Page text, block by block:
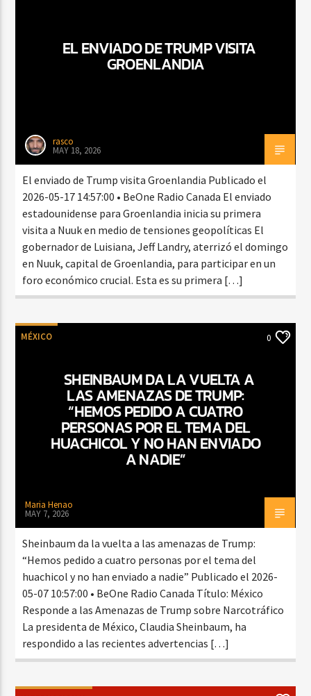
CURRENT SHOWEL ENVIADO DE TRUMP VISITA
GROENLANDIA
rasco
MAY 18, 2026
El enviado de Trump visita Groenlandia Publicado el
2026-05-17 14:57:00 • BeOne Radio Canada El enviado
estadounidense para Groenlandia inicia su primera
visita a Nuuk en medio de tensiones geopolíticas El
gobernador de Luisiana, Jeff Landry, aterrizó el domingo
en Nuuk, capital de Groenlandia, para participar en un
foro económico crucial. Esta es su primera […]
MÉXICO 0
SHEINBAUM DA LA VUELTA A
LAS AMENAZAS DE TRUMP:
“HEMOS PEDIDO A CUATRO
PERSONAS POR EL TEMA DEL
HUACHICOL Y NO HAN ENVIADO
A NADIE”
Maria Henao
MAY 7, 2026
Sheinbaum da la vuelta a las amenazas de Trump:
“Hemos pedido a cuatro personas por el tema del
huachicol y no han enviado a nadie” Publicado el 2026-
05-07 10:57:00 • BeOne Radio Canada Título: México
Responde a las Amenazas de Trump sobre Narcotráfico
La presidenta de México, Claudia Sheinbaum, ha
respondido a las recientes advertencias […]